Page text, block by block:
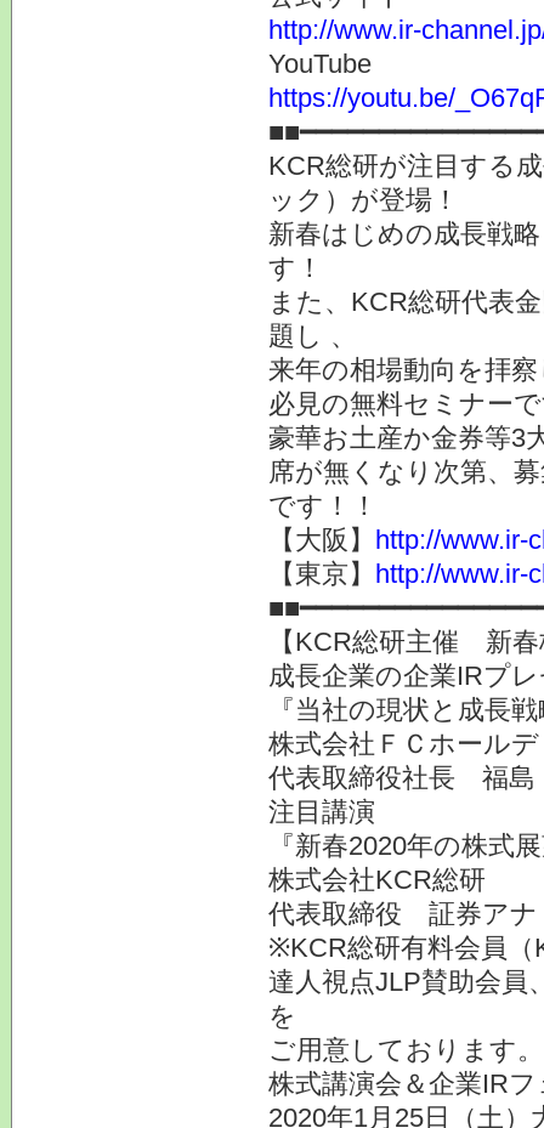
http://www.ir-
YouTube
https://youtu.be/
KCR総研が注目する
ック）が登場！
新春はじめの成長戦
す！
また、KCR総研代表
題し 、
来年の相場動向を拝
必見の無料セミナー
豪華お土産か金券等3
席が無くなり次第、
です！！
【大阪】 http://www.ir-
【東京】 http://www.ir-
【KCR総研主催 新
成長企業の企業IRプ
『当社の現状と成長
株式会社ＦＣホール
代表取締役社長 福
注目講演
『新春2020年の株式
株式会社KCR総研
代表取締役 証券ア
※KCR総研有料会員（
達人視点JLP賛助会員
を
ご用意しております。
株式講演会＆企業IR
2020年1月25日（土